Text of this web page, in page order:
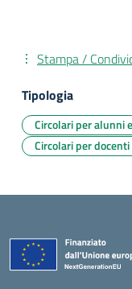
Stampa /
Tipologia
Circolari per alunni
Circolari per docenti